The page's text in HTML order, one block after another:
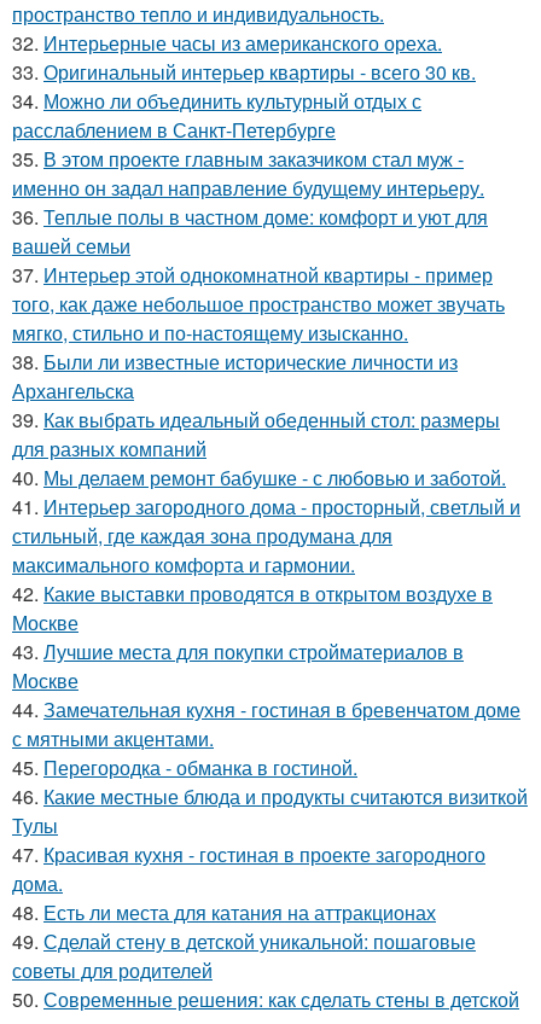
пространство тепло и индивидуальность.
32. Интерьерные часы из американского ореха.
33. Оригинальный интерьер квартиры - всего 30 кв.
34. Можно ли объединить культурный отдых с
расслаблением в Санкт-Петербурге
35. В этом проекте главным заказчиком стал муж -
именно он задал направление будущему интерьеру.
36. Теплые полы в частном доме: комфорт и уют для
вашей семьи
37. Интерьер этой однокомнатной квартиры - пример
того, как даже небольшое пространство может звучать
мягко, стильно и по-настоящему изысканно.
38. Были ли известные исторические личности из
Архангельска
39. Как выбрать идеальный обеденный стол: размеры
для разных компаний
40. Мы делаем ремонт бабушке - с любовью и заботой.
41. Интерьер загородного дома - просторный, светлый и
стильный, где каждая зона продумана для
максимального комфорта и гармонии.
42. Какие выставки проводятся в открытом воздухе в
Москве
43. Лучшие места для покупки стройматериалов в
Москве
44. Замечательная кухня - гостиная в бревенчатом доме
с мятными акцентами.
45. Перегородка - обманка в гостиной.
46. Какие местные блюда и продукты считаются визиткой
Тулы
47. Красивая кухня - гостиная в проекте загородного
дома.
48. Есть ли места для катания на аттракционах
49. Сделай стену в детской уникальной: пошаговые
советы для родителей
50. Современные решения: как сделать стены в детской